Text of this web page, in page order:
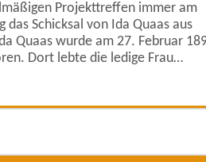
Projekttreffen immer am
das Schicksal von Ida Quaas aus
Dort lebte die ledige Frau
(Fertigung von